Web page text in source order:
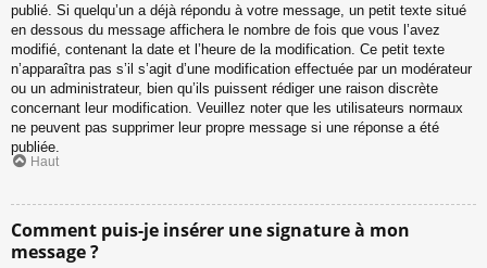
publié. Si quelqu’un a déjà répondu à votre message, un petit texte situé
en dessous du message affichera le nombre de fois que vous l’avez
modifié, contenant la date et l’heure de la modification. Ce petit texte
n’apparaîtra pas s’il s’agit d’une modification effectuée par un modérateur
ou un administrateur, bien qu’ils puissent rédiger une raison discrète
concernant leur modification. Veuillez noter que les utilisateurs normaux
ne peuvent pas supprimer leur propre message si une réponse a été
publiée.
Haut
Comment puis-je insérer une signature à mon
message ?